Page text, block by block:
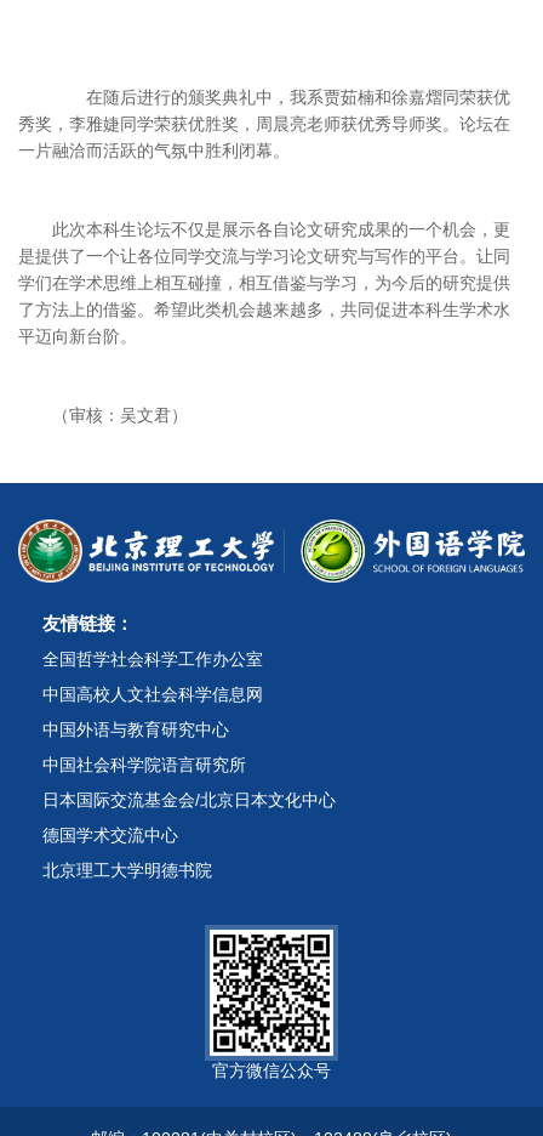
在随后进行的颁奖典礼中，我系贾茹楠和徐嘉熠同荣获优
秀奖，李雅婕同学荣获优胜奖，周晨亮老师获优秀导师奖。论坛在
一片融洽而活跃的气氛中胜利闭幕。
此次本科生论坛不仅是展示各自论文研究成果的一个机会，更
是提供了一个让各位同学交流与学习论文研究与写作的平台。让同
学们在学术思维上相互碰撞，相互借鉴与学习，为今后的研究提供
了方法上的借鉴。希望此类机会越来越多，共同促进本科生学术水
平迈向新台阶。
（审核：吴文君）
友情链接：
全国哲学社会科学工作办公室
中国高校人文社会科学信息网
中国外语与教育研究中心
中国社会科学院语言研究所
日本国际交流基金会/北京日本文化中心
德国学术交流中心
北京理工大学明德书院
官方微信公众号